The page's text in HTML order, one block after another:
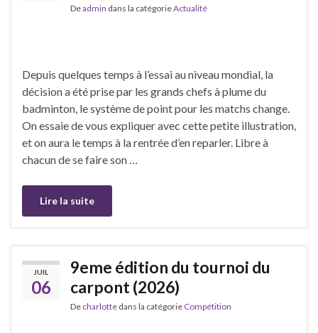
Deadmin dans la catégorieActualité
Depuis quelques temps à l’essai au niveau mondial, la
décision a été prise par les grands chefs à plume du
badminton, le système de point pour les matchs change.
On essaie de vous expliquer avec cette petite illustration,
et on aura le temps à la rentrée d’en reparler. Libre à
chacun de se faire son …
Lire la suite
JUIL
06
9eme édition du tournoi du
carpont (2026)
De charlotte dans la catégorie Compétition